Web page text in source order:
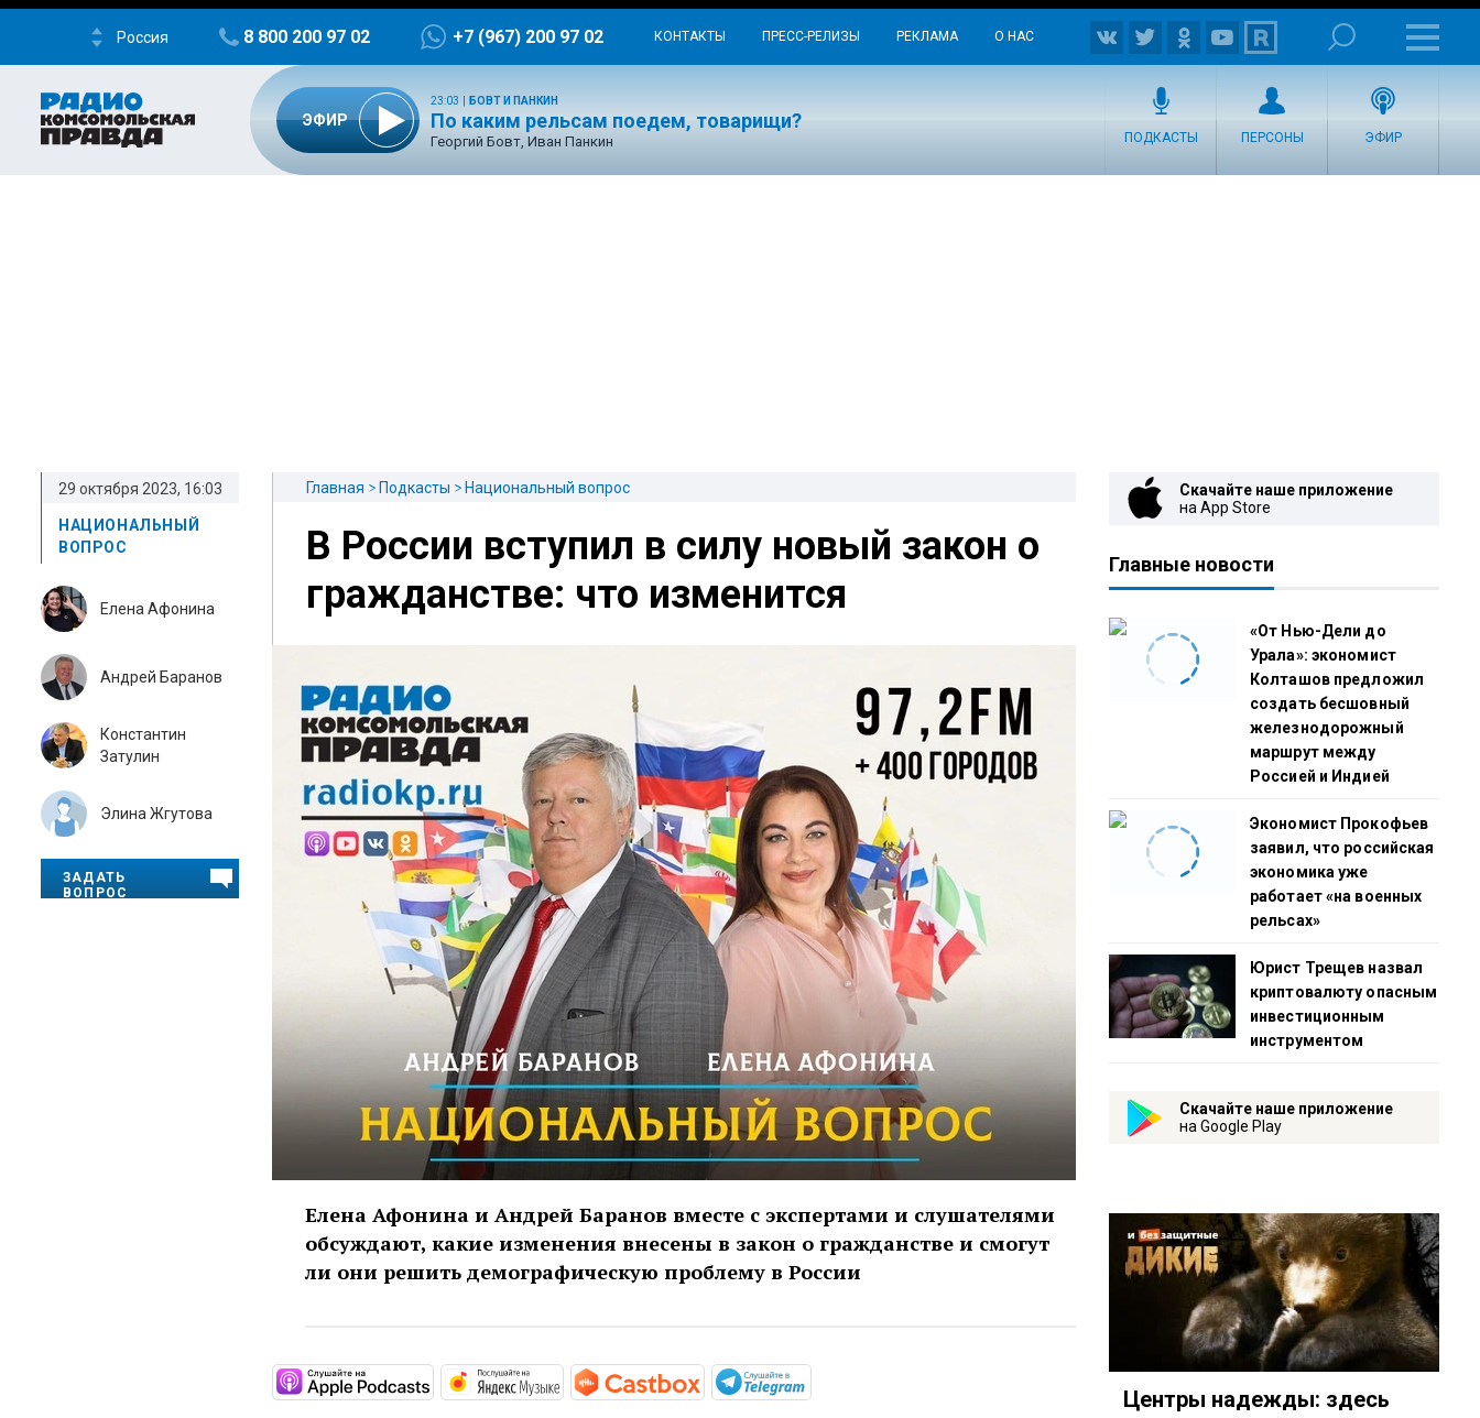
Россия 8 800 200 97 02 +7 (967) 200 97 02 КОНТАКТЫ ПРЕСС-РЕЛИЗЫ РЕКЛАМА О НАС
ЭФИР
23:03 БОВТ И ПАНКИН
По каким рельсам поедем, товарищи?
Георгий Бовт, Иван Панкин ПОДКАСТЫ ПЕРСОНЫ ЭФИР
Главная Подкасты Национальный вопрос
В России вступил в силу новый закон о
гражданстве: что изменится
Елена Афонина и Андрей Баранов вместе с экспертами и слушателями
обсуждают, какие изменения внесены в закон о гражданстве и смогут
ли они решить демографическую проблему в России
https://podcasts.apple.com/ru/podcast/национальный-вопрос/id1353495511?mt=2&amp…
https://music.yandex.ru/album/7045534
https://castbox.fm/channel/3274362?country=ru
29 октября 2023, 16:03
НАЦИОНАЛЬНЫЙ
ВОПРОС
Елена Афонина
Андрей Баранов
Константин
Затулин
Элина Жгутова
ЗАДАТЬ
ВОПРОС
Скачайте наше приложение
на App Store
Главные новости
«От Нью-Дели до
Урала»: экономист
Колташов предложил
создать бесшовный
железнодорожный
маршрут между
Россией и Индией
Экономист Прокофьев
заявил, что российская
экономика уже
работает «на военных
рельсах»
Юрист Трещев назвал
криптовалюту опасным
инвестиционным
инструментом
Скачайте наше приложение
на Google Play
Центры надежды: здесь